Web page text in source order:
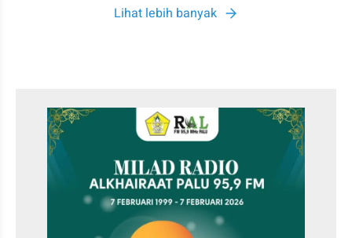
Lihat lebih banyak